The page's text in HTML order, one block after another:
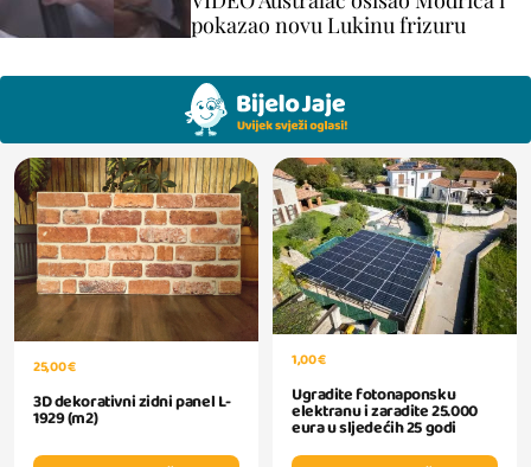
pokazao novu Lukinu frizuru
25,00 €
3D dekorativni zidni panel L-
1929 (m2)
1,00 €
Ugradite fotonaponsku
elektranu i zaradite 25.000
eura u sljedećih 25 godi